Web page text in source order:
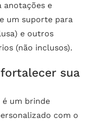
anotações e
um suporte para
e outros
(não inclusos).
sua
é um brinde
com o